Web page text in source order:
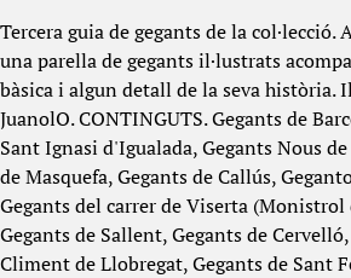
Tercera guia de gegants de la col·lecció.
una parella de gegants il·lustrats
bàsica i algun detall de la seva història.
JuanolO. CONTINGUTS. Gegants de
Sant Ignasi d'Igualada, Gegants Nous
de Masquefa, Gegants de Callús,
Gegants del carrer de Viserta
Gegants de Sallent, Gegants de
Climent de Llobregat, Gegants de Sant